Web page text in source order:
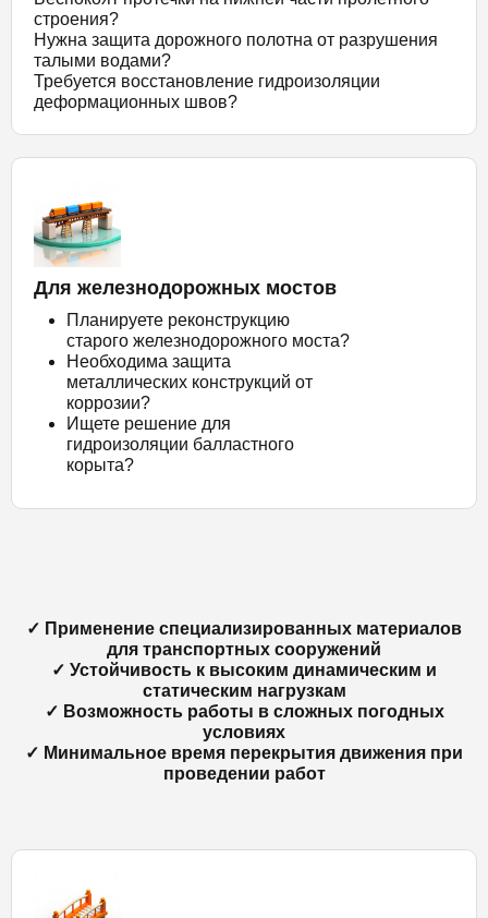
строения?
Нужна защита дорожного полотна от разрушения
талыми водами?
Требуется восстановление гидроизоляции
деформационных швов?
Для железнодорожных мостов
Планируете реконструкцию
старого железнодорожного моста?
Необходима защита
металлических конструкций от
коррозии?
Ищете решение для
гидроизоляции балластного
корыта?
✓ Применение специализированных материалов
для транспортных сооружений
✓ Устойчивость к высоким динамическим и
статическим нагрузкам
✓ Возможность работы в сложных погодных
условиях
✓ Минимальное время перекрытия движения при
проведении работ